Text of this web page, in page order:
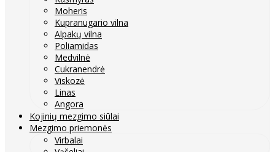
Moheris
Kupranugario vilna
Alpakų vilna
Poliamidas
Medvilnė
Cukranendrė
Viskozė
Linas
Angora
Kojinių mezgimo siūlai
Mezgimo priemonės
Virbalai